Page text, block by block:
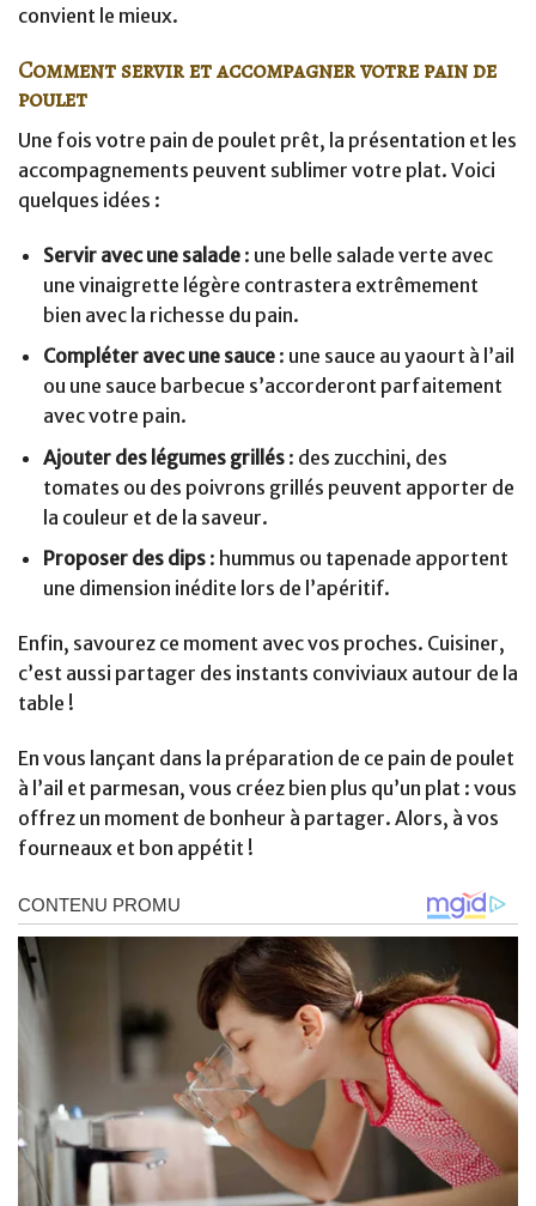
convient le mieux.
Comment servir et accompagner votre pain de
poulet
Une fois votre pain de poulet prêt, la présentation et les
accompagnements peuvent sublimer votre plat. Voici
quelques idées :
Servir avec une salade: une belle salade verte avec
une vinaigrette légère contrastera extrêmement
bien avec la richesse du pain.
Compléter avec une sauce: une sauce au yaourt à l’ail
ou une sauce barbecue s’accorderont parfaitement
avec votre pain.
Ajouter des légumes grillés: des zucchini, des
tomates ou des poivrons grillés peuvent apporter de
la couleur et de la saveur.
Proposer des dips: hummus ou tapenade apportent
une dimension inédite lors de l’apéritif.
Enfin, savourez ce moment avec vos proches. Cuisiner,
c’est aussi partager des instants conviviaux autour de la
table !
En vous lançant dans la préparation de ce pain de poulet
à l’ail et parmesan, vous créez bien plus qu’un plat : vous
offrez un moment de bonheur à partager. Alors, à vos
fourneaux et bon appétit !